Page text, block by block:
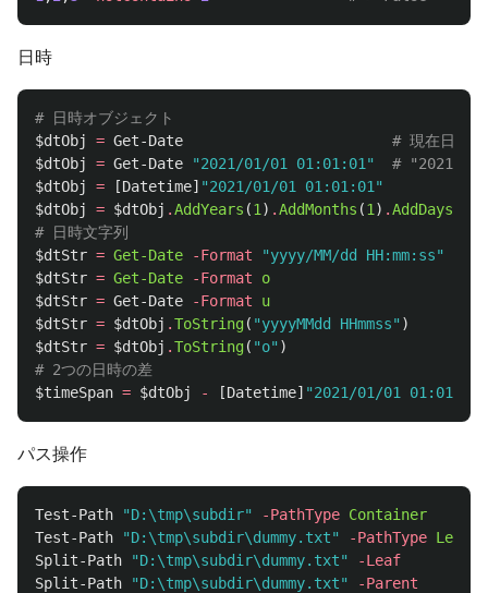
日時
# 日時オブジェクト
$dtObj
= Get-Date
# 現在日時
$dtObj
= Get-Date "2021/01/01 01:01:01"
# "2021/1/1
$dtObj
= [Datetime] "2021/01/01 01:01:01"
$dtObj
= $dtObj .AddYears (1 ) .AddMonths (1 ) .AddDays
# 日時文字列
$dtStr = Get-Date -Format "yyyy/MM/dd HH:mm:ss"
$dtStr = Get-Date -Format o
$dtStr = Get-Date -Format u
$dtStr = $dtObj .ToString( "yyyyMMdd HHmmss" )
$dtStr = $dtObj .ToString( "o" )
# 2つの日時の差
$timeSpan = $dtObj - [Datetime] "2021/01/01 01:01:01"
パス操作
Test-Path "D:\tmp\subdir" -PathType Container
Test-Path
"D:\tmp\subdir\dummy.txt" -PathType Leaf
Split-Path
"D:\tmp\subdir\dummy.txt" -Leaf
Split-Path
"D:\tmp\subdir\dummy.txt" -Parent